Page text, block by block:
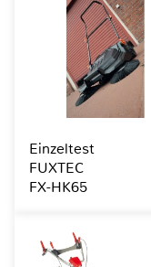
Einzeltest
FUXTEC
FX-HK65